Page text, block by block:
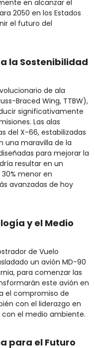
en alcanzar el
2050 en los Estados
el futuro del
la Sostenibilidad
de ala
Braced Wing, TTBW),
significativamente
Las alas
del X-66, estabilizadas
una maravilla de la
para mejorar la
resultar en un
menor en
avanzadas de hoy​
y el Medio
de Vuelo
un avión MD-90
para comenzar las
este avión en
el compromiso de
con el liderazgo en
el medio ambiente​​.
para el Futuro